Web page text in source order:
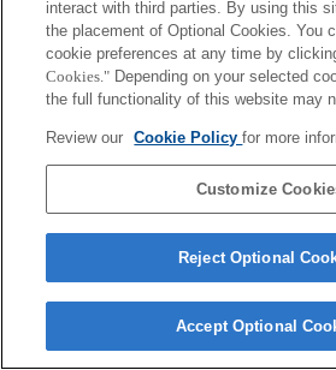
interact with third parties. By using this
the placement of Optional Cookies. You
cookie preferences at any time by
Cookies." Depending on your selected
the full functionality of this website may
Review our Cookie Policyfor more
Customize
Reject Optional
Accept Optional